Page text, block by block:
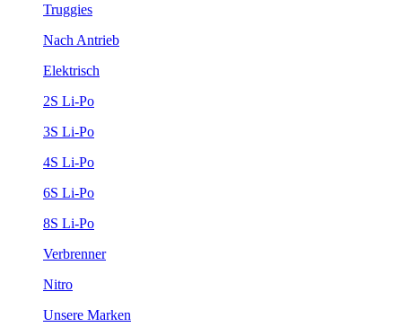
Truggies
Nach Antrieb
Elektrisch
2S Li-Po
3S Li-Po
4S Li-Po
6S Li-Po
8S Li-Po
Verbrenner
Nitro
Unsere Marken